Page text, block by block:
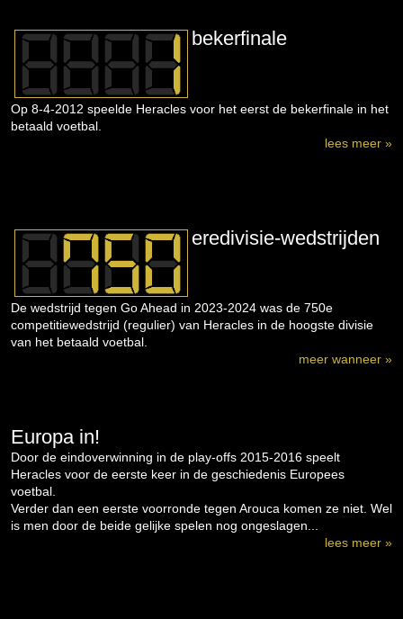
bekerfinale
Op 8-4-2012 speelde Heracles voor het eerst de bekerfinale in het
betaald voetbal.
lees meer »
eredivisie-wedstrijden
De wedstrijd tegen Go Ahead in 2023-2024 was de 750e
competitiewedstrijd (regulier) van Heracles in de hoogste divisie
van het betaald voetbal.
meer wanneer »
Europa in!
Door de eindoverwinning in de play-offs 2015-2016 speelt
Heracles voor de eerste keer in de geschiedenis Europees
voetbal.
Verder dan een eerste voorronde tegen Arouca komen ze niet. Wel
is men door de beide gelijke spelen nog ongeslagen...
lees meer »